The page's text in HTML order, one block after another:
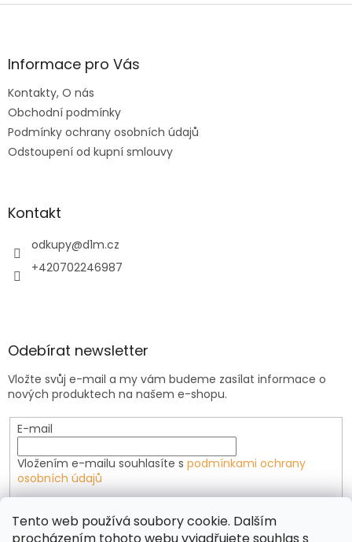
Tento web používá soubory cookie. Dalším
Z
aInformace pro Vás
Kontakty, O nás
Obchodní podmínky
Podmínky ochrany osobních údajů
Odstoupení od kupní smlouvy
Kontakt
odkupy@d1m.cz
+420702246987
Odebírat newsletter
Vložte svůj e-mail a my vám budeme zasílat informace o
nových produktech na našem e-shopu.
E-mail
Vložením e-mailu souhlasíte s podmínkami ochrany
osobních údajů
PŘIHLÁSIT SE